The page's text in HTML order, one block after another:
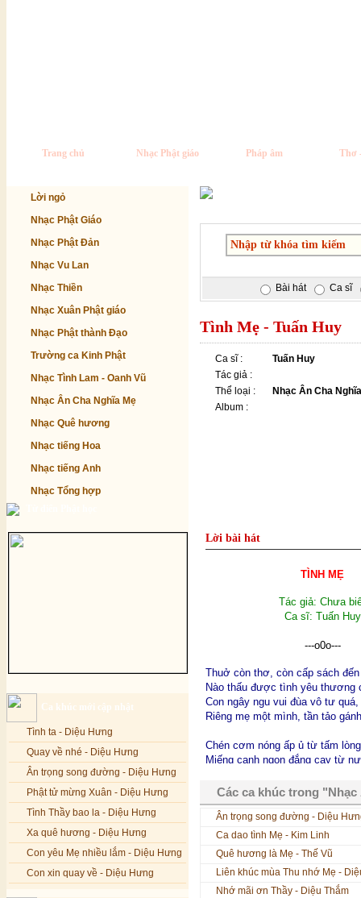
Trang chủ Nhạc Phật giáo Pháp âm Thơ
Lời ngỏ
Nhạc Phật Giáo
Nhạc Phật Đản
Nhạc Vu Lan
Nhạc Thiền
Nhạc Xuân Phật giáo
Nhạc Phật thành Đạo
Trường ca Kinh Phật
Nhạc Tình Lam - Oanh Vũ
Nhạc Ân Cha Nghĩa Mẹ
Nhạc Quê hương
Nhạc tiếng Hoa
Nhạc tiếng Anh
Nhạc Tổng hợp
Ca khúc mới cập nhật
Tình ta - Diệu Hưng
Quay về nhé - Diệu Hưng
Ân trọng song đường - Diệu Hưng
Phật tử mừng Xuân - Diệu Hưng
Tình Thầy bao la - Diệu Hưng
Xa quê hương - Diệu Hưng
Con yêu Mẹ nhiều lắm - Diệu Hưng
Con xin quay về - Diệu Hưng
Bài hát Ca sĩ
Tình Mẹ - Tuấn Huy
Ca sĩ :
Tuấn Huy
Tác giả :
Thể loại :
Nhạc Ân Cha
Album :
Lời bài hát
TÌNH MẸ
Tác giả: Chưa
Ca sĩ: Tuấn Huy
---o0o---
Thuở còn thơ, còn cấp sách
Nào thấu được tình yêu thương
Con ngây ngu vui đùa vô tư quá,
Riêng mẹ một mình, tần tảo
Chén cơm nóng ấp ủ từ tấm
Miếng canh ngon đắng cay từ
Khi con ốm mẹ lo lắng khôn
Còn đâu nữa, bóng mẹ giờ xa
Giữa đời mênh mông, lặng lẽ
Còn đâu nữa, đêm sáng dưới
Chợt thèm hơi ấm tình mẹ thuở
Còn đâu nữa, mắt hiền giờ đã
Các ca khúc trong "Nhạc
Ân trọng song đường - Diệu
Ca dao tình Mẹ - Kim Linh
Quê hương là Mẹ - Thế Vũ
Liên khúc mùa Thu nhớ Mẹ -
Nhớ mãi ơn Thầy - Diệu Thắm